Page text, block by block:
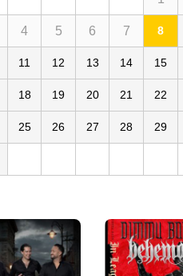
4 5 6 7 8
11 12 13 14 15
18 19 20 21 22
25 26 27 28 29